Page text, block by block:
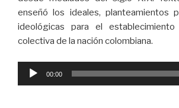
enseñó los ideales, planteamientos
ideológicas para el establecimiento
colectiva de la nación colombiana.
Reproductor
00:00